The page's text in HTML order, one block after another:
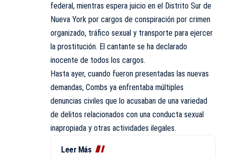
federal, mientras espera juicio en el Distrito Sur de
Nueva York por cargos de conspiración por crimen
organizado, tráfico sexual y transporte para ejercer
la prostitución. El cantante se ha declarado
inocente de todos los cargos.
Hasta ayer, cuando fueron presentadas las nuevas
demandas, Combs ya enfrentaba múltiples
denuncias civiles que lo acusaban de una variedad
de delitos relacionados con una conducta sexual
inapropiada y otras actividades ilegales.
Leer Más